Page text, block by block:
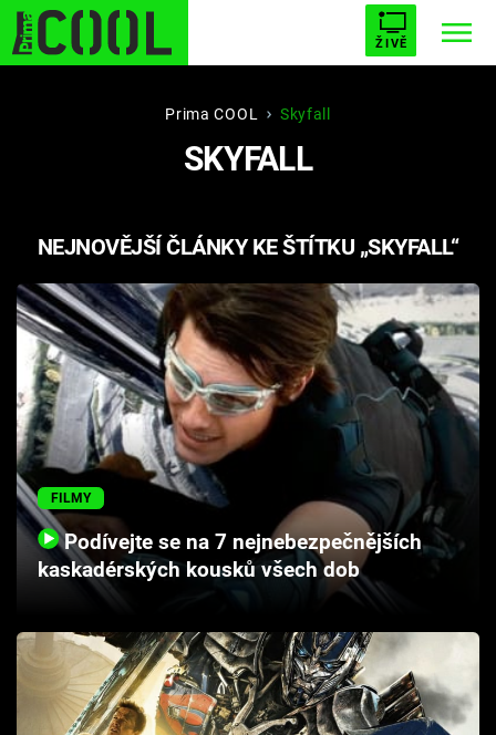
ŽIVĚ
STARHOUSE BUFFY, PŘEMOŽITELKA UPÍRŮ
PLNEJ KOTEL AVENGERS 5
Témata
Filmy
Seriály
Hry
Cool Esport
Pořady
TV Program
Sledujte prima+
Prima COOL Skyfall
SKYFALL
NEJNOVĚJŠÍ ČLÁNKY KE ŠTÍTKU „SKYFALL“
FILMY
Podívejte se na 7 nejnebezpečnějších
kaskadérských kousků všech dob